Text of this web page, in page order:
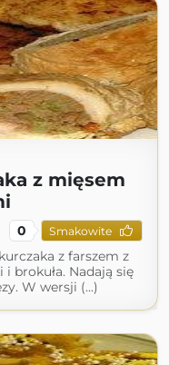
z mięsem
0 Smakowite
z farszem z
brokuła. Nadają się
W wersji (...)